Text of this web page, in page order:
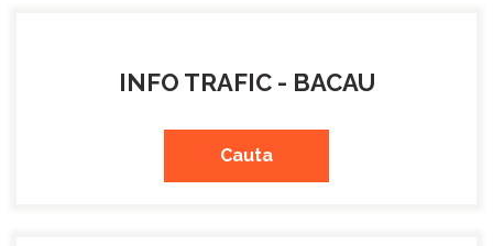
INFO TRAFIC - BACAU
Cauta